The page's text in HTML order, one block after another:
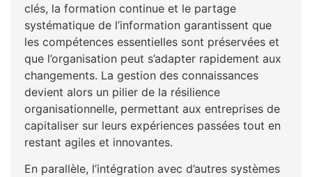
clés, la formation continue et le partage
systématique de l’information garantissent que
les compétences essentielles sont préservées et
que l’organisation peut s’adapter rapidement aux
changements. La gestion des connaissances
devient alors un pilier de la résilience
organisationnelle, permettant aux entreprises de
capitaliser sur leurs expériences passées tout en
restant agiles et innovantes.
En parallèle, l’intégration avec d’autres systèmes